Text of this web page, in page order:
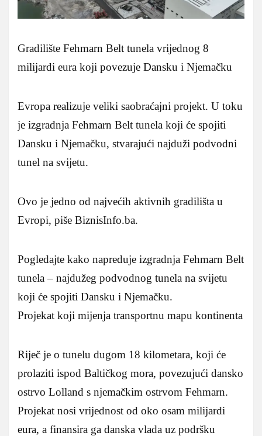
Gradilište Fehmarn Belt tunela vrijednog 8
milijardi eura koji povezuje Dansku i Njemačku
Evropa realizuje veliki saobraćajni projekt. U toku
je izgradnja Fehmarn Belt tunela koji će spojiti
Dansku i Njemačku, stvarajući najduži podvodni
tunel na svijetu.
Ovo je jedno od najvećih aktivnih gradilišta u
Evropi, piše BiznisInfo.ba.
Pogledajte kako napreduje izgradnja Fehmarn Belt
tunela – najdužeg podvodnog tunela na svijetu
koji će spojiti Dansku i Njemačku.
Projekat koji mijenja transportnu mapu kontinenta
Riječ je o tunelu dugom 18 kilometara, koji će
prolaziti ispod Baltičkog mora, povezujući dansko
ostrvo Lolland s njemačkim ostrvom Fehmarn.
Projekat nosi vrijednost od oko osam milijardi
eura, a finansira ga danska vlada uz podršku